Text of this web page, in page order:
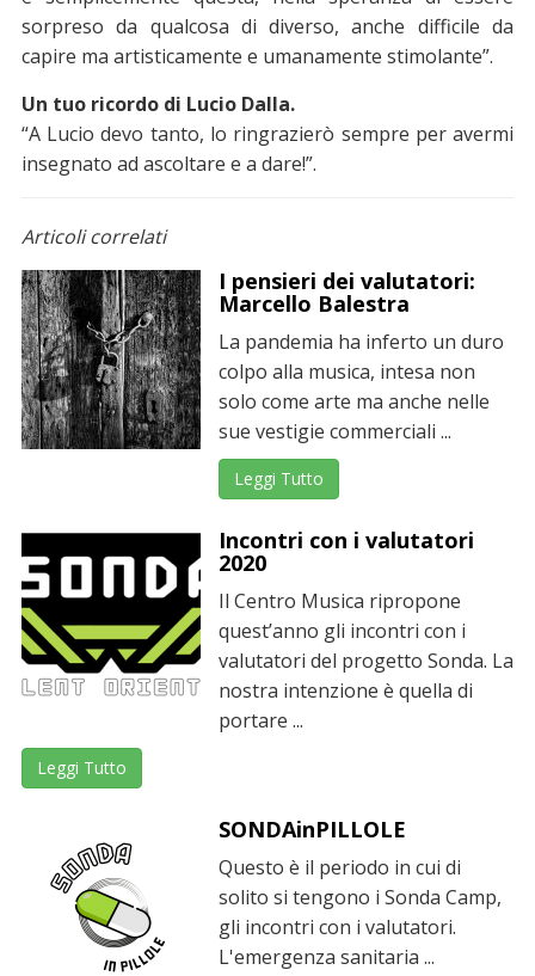
sorpreso da qualcosa di diverso, anche difficile da
capire ma artisticamente e umanamente stimolante”.
Un tuo ricordo di Lucio Dalla.
“A Lucio devo tanto, lo ringrazierò sempre per avermi
insegnato ad ascoltare e a dare!”.
Articoli correlati
I pensieri dei valutatori:
Marcello Balestra
La pandemia ha inferto un duro
colpo alla musica, intesa non
solo come arte ma anche nelle
sue vestigie commerciali ...
Leggi Tutto
Incontri con i valutatori
2020
Il Centro Musica ripropone
quest’anno gli incontri con i
valutatori del progetto Sonda. La
nostra intenzione è quella di
portare ...
Leggi Tutto
SONDAinPILLOLE
Questo è il periodo in cui di
solito si tengono i Sonda Camp,
gli incontri con i valutatori.
L'emergenza sanitaria ...